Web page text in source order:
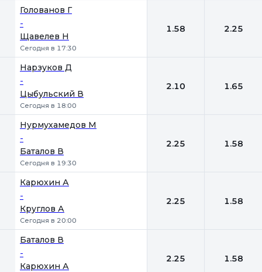
Голованов Г
-
Щавелев Н
Сегодня в 17:30
1.58 2.25
Нарзуков Д
-
Цыбульский В
Сегодня в 18:00
2.10 1.65
Нурмухамедов М
-
Баталов В
Сегодня в 19:30
2.25 1.58
Карюхин А
-
Круглов А
Сегодня в 20:00
2.25 1.58
Баталов В
-
Карюхин А
2.25 1.58